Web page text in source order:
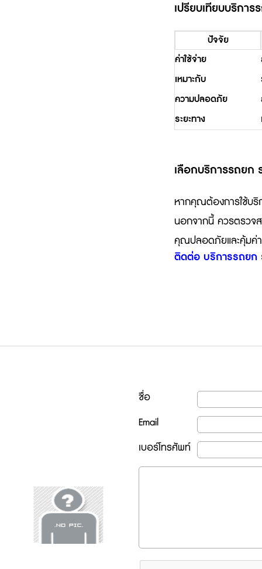
เปรียบเทียบบริกา
ปัจจัย
ค่าใช้จ่าย
เหมาะกับ
ความปลอดภัย
ระยะทาง
เลือกบริการรถยก
หากคุณต้องการใช้บ
นอกจากนี้ ควรตรวจ
คุณปลอดภัยและคุ้มค่
ติดต่อ บริการรถยก
ชื่อ
Email
เบอร์โทรศัพท์